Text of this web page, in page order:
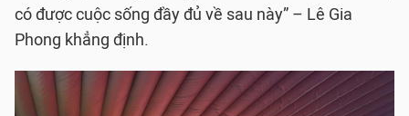
có được cuộc sống đầy đủ về sau này” – Lê Gia
Phong khẳng định.